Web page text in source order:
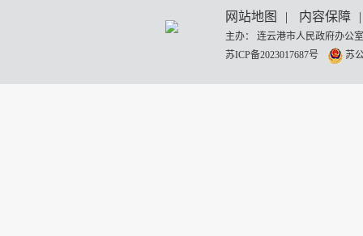
网站地图 | 内容保障 |
主办： 连云港市人民政府办
苏ICP备2023017687号
苏